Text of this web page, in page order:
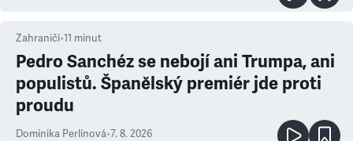
Zahraničí•11 minut
Pedro Sanchéz se nebojí ani Trumpa, ani
populistů. Španělský premiér jde proti
proudu
Dominika Perlínová•7. 8. 2026